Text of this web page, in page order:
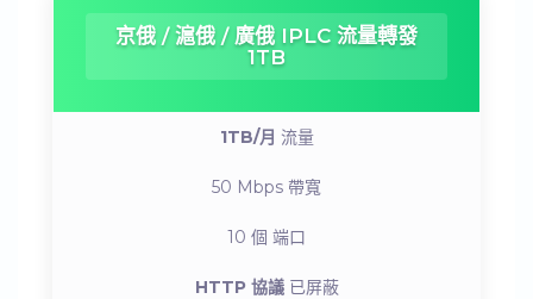
京俄 / 滬俄 / 廣俄 IPLC 流量轉發
1TB
1TB/月 流量
50 Mbps 帶寬
10 個 端口
HTTP 協議已屏蔽